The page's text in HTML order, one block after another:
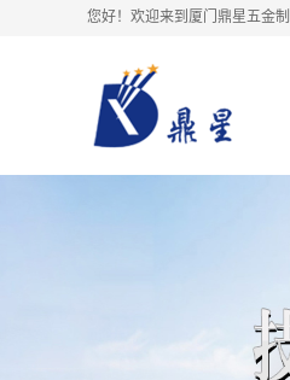
您好！欢迎来到厦门鼎星五金